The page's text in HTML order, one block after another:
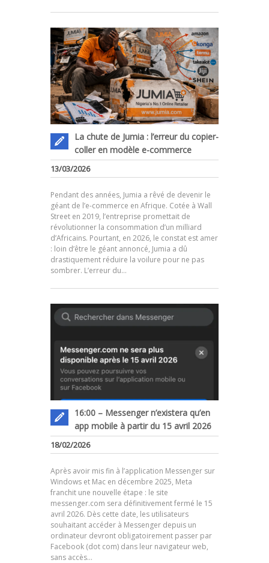
La chute de Jumia : l’erreur du copier-
coller en modèle e-commerce
13/03/2026
Pendant des années, Jumia a rêvé de devenir le
géant de l’e-commerce en Afrique. Cotée à Wall
Street en 2019, l’entreprise promettait de
révolutionner la consommation d’un milliard
d’Africains. Pourtant, en 2026, le constat est amer
: loin d’être le géant annoncé, Jumia a dû
drastiquement réduire la voilure pour ne pas
sombrer. L’erreur du…
16:00 – Messenger n’existera qu’en
app mobile à partir du 15 avril 2026
18/02/2026
Après avoir mis fin à l’application Messenger sur
Windows et Mac en décembre 2025, Meta
franchit une nouvelle étape : le site
messenger.com sera définitivement fermé le 15
avril 2026. Dès cette date, les utilisateurs
souhaitant accéder à Messenger depuis un
ordinateur devront obligatoirement passer par
Facebook (dot com) dans leur navigateur web,
sans accès…